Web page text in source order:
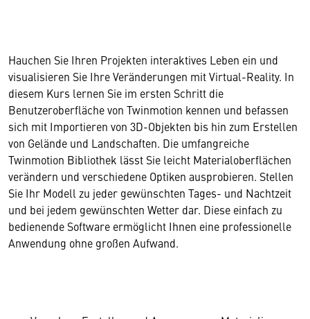
Hauchen Sie Ihren Projekten interaktives Leben ein und
visualisieren Sie Ihre Veränderungen mit Virtual-Reality. In
diesem Kurs lernen Sie im ersten Schritt die
Benutzeroberfläche von Twinmotion kennen und befassen
sich mit Importieren von 3D-Objekten bis hin zum Erstellen
von Gelände und Landschaften. Die umfangreiche
Twinmotion Bibliothek lässt Sie leicht Materialoberflächen
verändern und verschiedene Optiken ausprobieren. Stellen
Sie Ihr Modell zu jeder gewünschten Tages- und Nachtzeit
und bei jedem gewünschten Wetter dar. Diese einfach zu
bedienende Software ermöglicht Ihnen eine professionelle
Anwendung ohne großen Aufwand.